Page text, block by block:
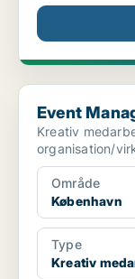
Event Manager
Event
Kreativ
organisation/
Område
København
Type
Kreativ